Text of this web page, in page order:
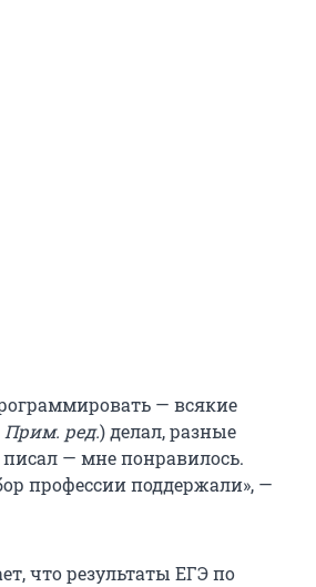
— всякие
Прим. ред.) делал, разные
писал — мне понравилось.
профессии поддержали», —
что результаты ЕГЭ по